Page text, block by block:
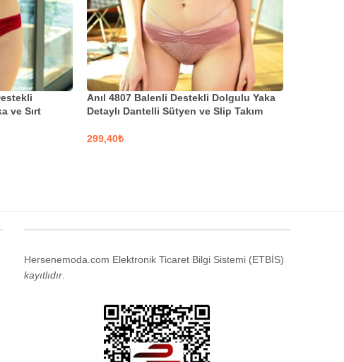
ve Sırt
Anıl 4807 Balenli Destekli Dolgulu Yaka
Detaylı Dantelli Sütyen ve Slip Takım
₺
Hersenemoda.com Elektronik Ticaret Bilgi Sistemi (ETBİS)
kayıtlıdır.